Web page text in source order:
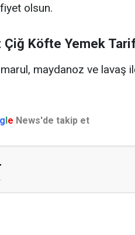
olsun.
Çiğ Köfte Yemek
maydanoz ve lavaş
gle News'de takip et